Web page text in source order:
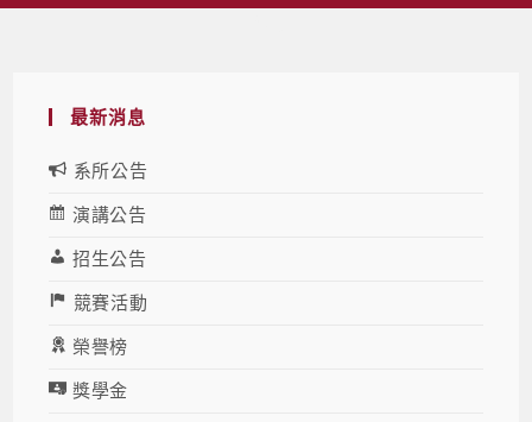
最新消息
系所公告
演講公告
招生公告
競賽活動
榮譽榜
獎學金